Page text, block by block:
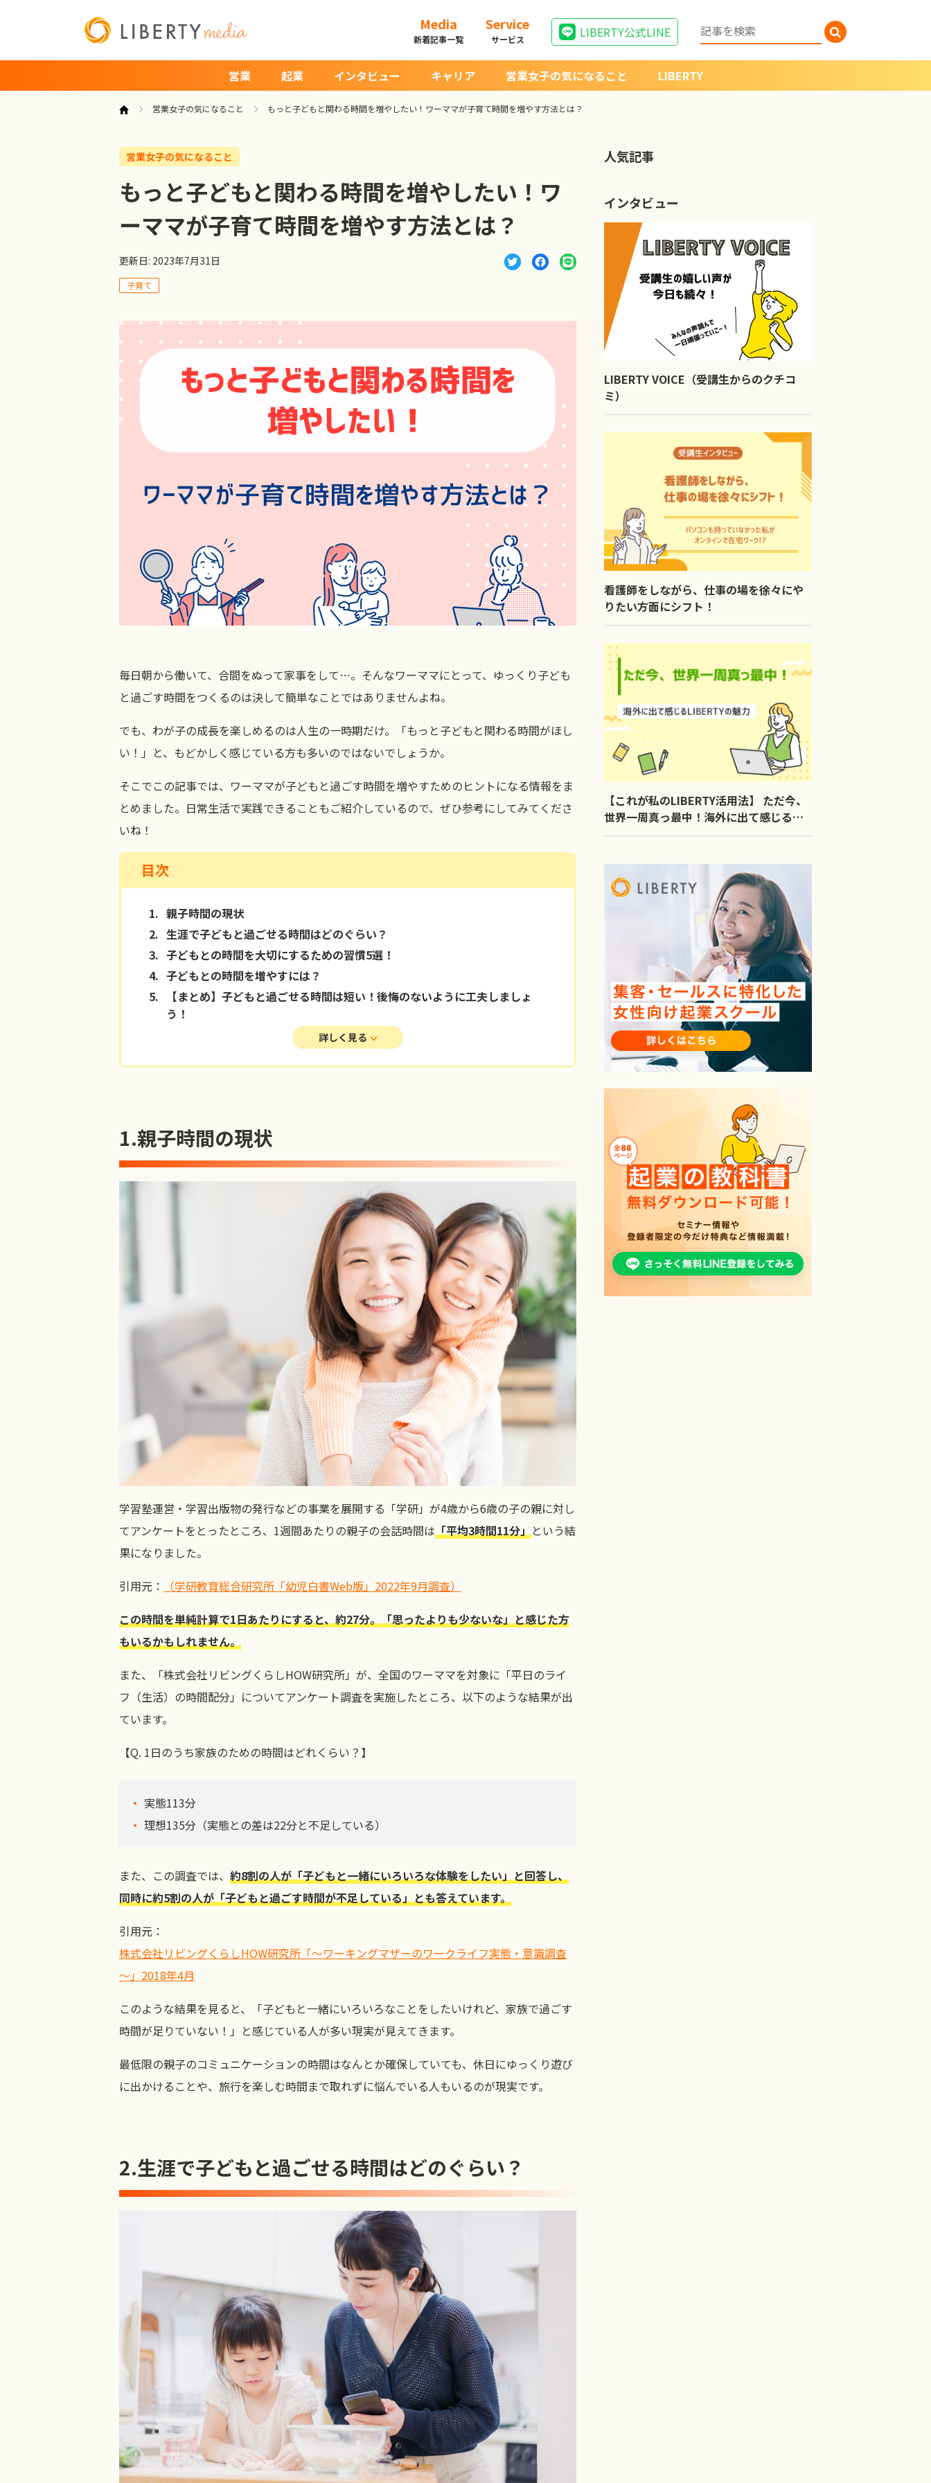
Media
新着記事一覧
Service
サービス LIBERTY公式LINE
営業 起業 インタビュー キャリア 営業女子の気になること LIBERTY
営業女子の気になること もっと子どもと関わる時間を増やしたい！ワーママが子育て時間を増やす方法とは？
営業女子の気になること
もっと子どもと関わる時間を増やしたい！ワ
ーママが子育て時間を増やす方法とは？
更新日: 2023年7月31日
子育て
毎日朝から働いて、合間をぬって家事をして…。そんなワーママにとって、ゆっくり子ども
と過ごす時間をつくるのは決して簡単なことではありませんよね。
でも、わが子の成長を楽しめるのは人生の一時期だけ。「もっと子どもと関わる時間がほし
い！」と、もどかしく感じている方も多いのではないでしょうか。
そこでこの記事では、ワーママが子どもと過ごす時間を増やすためのヒントになる情報をま
とめました。日常生活で実践できることもご紹介しているので、ぜひ参考にしてみてくださ
いね！
目次
1. 親子時間の現状
2. 生涯で子どもと過ごせる時間はどのぐらい？
3. 子どもとの時間を大切にするための習慣5選！
4. 子どもとの時間を増やすには？
5.
【まとめ】子どもと過ごせる時間は短い！後悔のないように工夫しましょ
う！
詳しく見る
1.親子時間の現状
学習塾運営・学習出版物の発行などの事業を展開する「学研」が4歳から6歳の子の親に対し
てアンケートをとったところ、1週間あたりの親子の会話時間は 「平均3時間11分」 という結
果になりました。
引用元：
（学研教育総合研究所「幼児白書Web版」 2022年9月調査）
この時間を単純計算で1日あたりにすると、約27分。「思ったよりも少ないな」と感じた方
もいるかもしれません。
また、「株式会社リビングくらしHOW研究所」が、全国のワーママを対象に「平日のライ
フ（生活）の時間配分」についてアンケート調査を実施したところ、以下のような結果が出
ています。
【Q. 1日のうち家族のための時間はどれくらい？】
実態113分
理想135分（実態との差は22分と不足している）
また、この調査では、 約8割の人が「子どもと一緒にいろいろな体験をしたい」と回答し、
同時に約5割の人が「子どもと過ごす時間が不足している」とも答えています。
引用元：
株式会社リビングくらしHOW研究所 「～ワーキングマザーのワークライフ実態・意識調査
～」2018年4月
このような結果を見ると、「子どもと一緒にいろいろなことをしたいけれど、家族で過ごす
時間が足りていない！」と感じている人が多い現実が見えてきます。
最低限の親子のコミュニケーションの時間はなんとか確保していても、休日にゆっくり遊び
に出かけることや、旅行を楽しむ時間まで取れずに悩んでいる人もいるのが現実です。
2.生涯で子どもと過ごせる時間はどのぐらい？
人気記事
インタビュー
LIBERTY VOICE（受講生からのクチコ
ミ）
看護師をしながら、仕事の場を徐々にや
りたい方面にシフト！
【これが私のLIBERTY活用法】 ただ今、
世界一周真っ最中！海外に出て感じる
LIBERTYの魅力